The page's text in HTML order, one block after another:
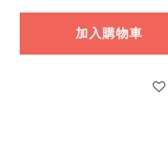
加入購物車